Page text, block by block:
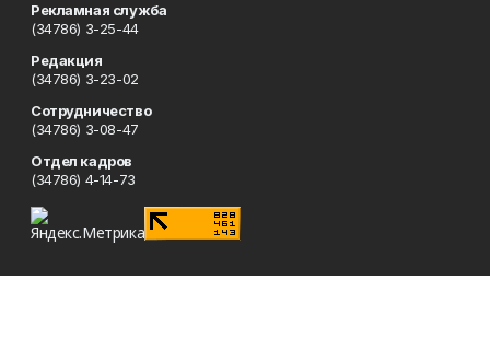
Рекламная служба
(34786) 3-25-44
Редакция
(34786) 3-23-02
Сотрудничество
(34786) 3-08-47
Отдел кадров
(34786) 4-14-73